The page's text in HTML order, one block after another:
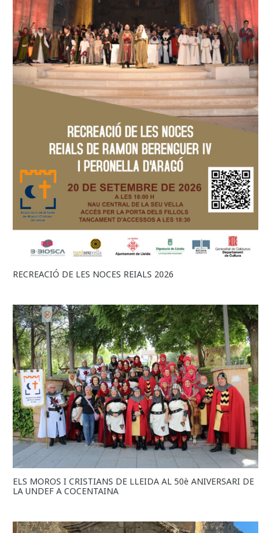
RECREACIÓ DE LES NOCES REIALS 2026
ELS MOROS I CRISTIANS DE LLEIDA AL 50è ANIVERSARI DE
LA UNDEF A COCENTAINA